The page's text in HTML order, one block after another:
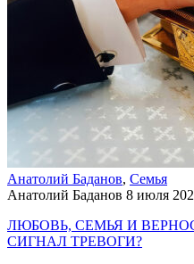
Анатолий Баданов, Семья
Анатолий Баданов 8 июля
ЛЮБОВЬ, СЕМЬЯ И
СИГНАЛ ТРЕВОГИ?